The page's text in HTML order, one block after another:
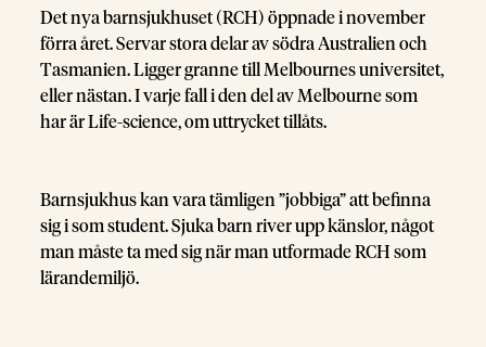
Det nya barnsjukhuset (RCH) öppnade i november
förra året. Servar stora delar av södra Australien och
Tasmanien. Ligger granne till Melbournes universitet,
eller nästan. I varje fall i den del av Melbourne som
har är Life-science, om uttrycket tillåts.
Barnsjukhus kan vara tämligen ”jobbiga” att befinna
sig i som student. Sjuka barn river upp känslor, något
man måste ta med sig när man utformade RCH som
lärandemiljö.